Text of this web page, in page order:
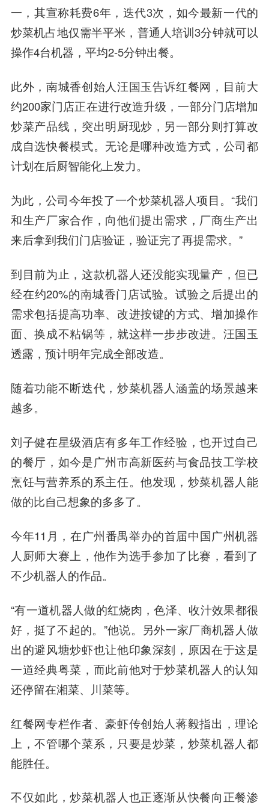
一，其宣称耗费6年，迭代3次，如今最新一代的
炒菜机占地仅需半平米，普通人培训3分钟就可以
操作4台机器，平均2-5分钟出餐。
此外，南城香创始人汪国玉告诉红餐网，目前大
约200家门店正在进行改造升级，一部分门店增加
炒菜产品线，突出明厨现炒，另一部分则打算改
成自选快餐模式。无论是哪种改造方式，公司都
计划在后厨智能化上发力。
为此，公司今年投了一个炒菜机器人项目。“我们
和生产厂家合作，向他们提出需求，厂商生产出
来后拿到我们门店验证，验证完了再提需求。”
到目前为止，这款机器人还没能实现量产，但已
经在约20%的南城香门店试验。试验之后提出的
需求包括提高功率、改进按键的方式、增加操作
面、换成不粘锅等，就这样一步步改进。汪国玉
透露，预计明年完成全部改造。
随着功能不断迭代，炒菜机器人涵盖的场景越来
越多。
刘子健在星级酒店有多年工作经验，也开过自己
的餐厅，如今是广州市高新医药与食品技工学校
烹饪与营养系的系主任。他发现，炒菜机器人能
做的比自己想象的多多了。
今年11月，在广州番禺举办的首届中国广州机器
人厨师大赛上，他作为选手参加了比赛，看到了
不少机器人的作品。
“有一道机器人做的红烧肉，色泽、收汁效果都很
好，挺了不起的。”他说。另外一家厂商机器人做
出的避风塘炒虾也让他印象深刻，原因在于这是
一道经典粤菜，而此前他对于炒菜机器人的认知
还停留在湘菜、川菜等。
红餐网专栏作者、豪虾传创始人蒋毅指出，理论
上，不管哪个菜系，只要是炒菜，炒菜机器人都
能胜任。
不仅如此，炒菜机器人也正逐渐从快餐向正餐渗